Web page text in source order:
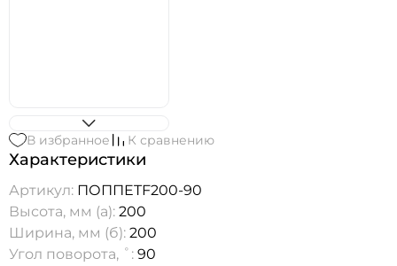
В избранное К сравнению
Характеристики
Артикул: ПОППETF200-90
Высота, мм (а): 200
Ширина, мм (б): 200
Угол поворота, ˚: 90